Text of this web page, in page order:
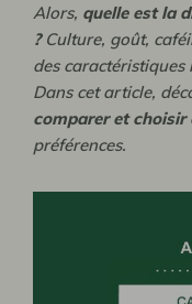
Alors, quelle est la
?Culture, goût,
des caractéristiques
Dans cet article,
comparer et
préférences.